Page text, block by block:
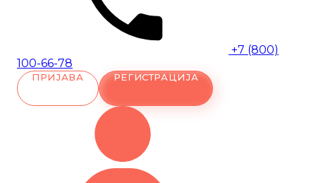
+7 (800)
100-66-78
ПРИЈАВА РЕГИСТРАЦИЈА